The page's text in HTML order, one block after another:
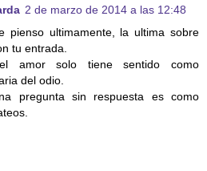
2 de marzo de 2014 a las 12:48
pienso ultimamente, la ultima sobre
tu entrada.
amor solo tiene sentido como
del odio.
pregunta sin respuesta es como